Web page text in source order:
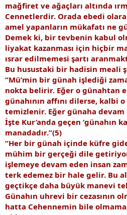
mağfiret ve ağaçları altında
Cennetlerdir. Orada ebedi
amel yapanların mükafatı ne
Demek ki, bir tevbenin kabul
liyakat kazanması için hiçbir
ısrar edilmemesi şartı
Bu husustaki bir hadisin meali
“Mü’min bir günah işlediği
nokta belirir. Eğer o günahtan
günahının affını dilerse, kalbi
temizlenir. Eğer günaha devam
İşte Kur’anda geçen ‘günahın
manadadır.”(5)
“Her bir günah içinde küfre
mühim bir gerçeği dile
işlemeye devam eden insan
terk edemez bir hale gelir. Bu
geçtikçe daha büyük manevi
Günahın uhrevi bir cezasının
hatta Cehennemin bile